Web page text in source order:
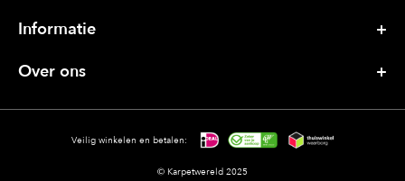
Informatie
Over ons
© Karpetwereld 2025
Veilig winkelen en betalen: